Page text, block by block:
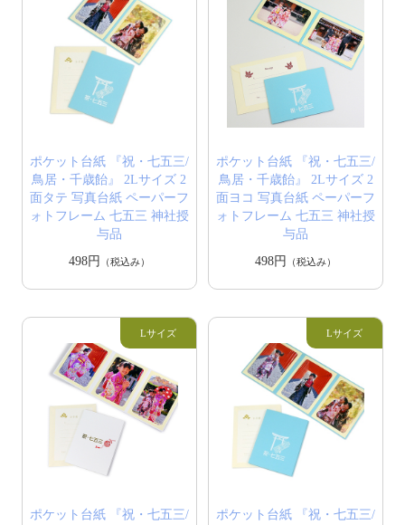
ポケット台紙 『祝・七五三/
鳥居・千歳飴』 2Lサイズ 2
面タテ 写真台紙 ペーパーフ
ォトフレーム 七五三 神社授
与品
498円
（税込み）
ポケット台紙 『祝・七五三/
鳥居・千歳飴』 2Lサイズ 2
面ヨコ 写真台紙 ペーパーフ
ォトフレーム 七五三 神社授
与品
498円
（税込み）
ポケット台紙 『祝・七五三/
ポケット台紙 『祝・七五三/